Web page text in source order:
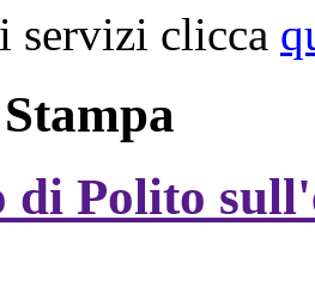
servizi clicca
Polito